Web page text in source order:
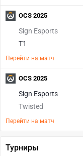
Sign Esports
T1
Перейти на матч
OCS 2025
Sign Esports
Twisted
Перейти на матч
OCS 2025
Турниры